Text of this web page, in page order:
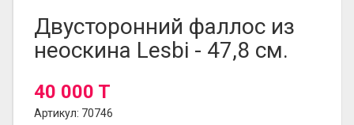
Двусторонний фаллос из
неоскина Lesbi - 47,8 см.
40 000 T
Артикул: 70746